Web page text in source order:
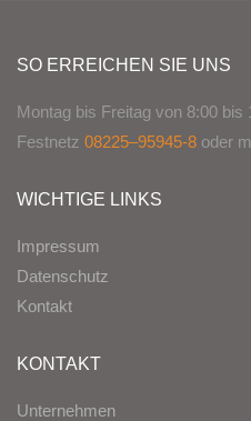
SO ERREICHEN SIE UNS
Montag bis Freitag von 8:00 bis
Festnetz 08225–95945-8 oder
WICHTIGE LINKS
Impressum
Datenschutz
Kontakt
KONTAKT
Unternehmen